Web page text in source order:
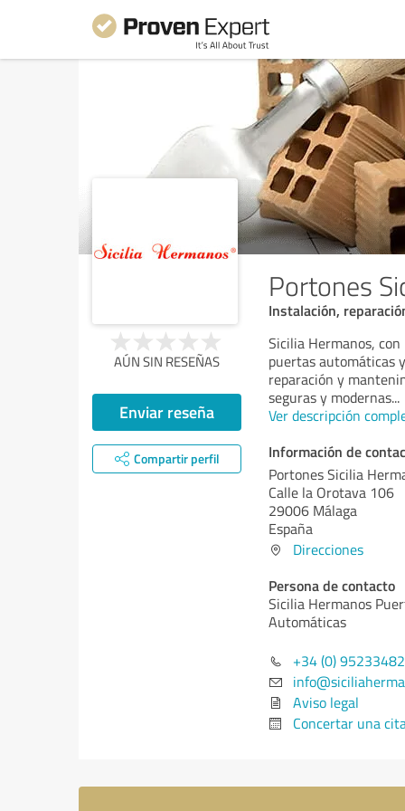
Portones
Instalación,
AÚN SIN RESEÑAS
Enviar reseña
Compartir perfil
Sicilia Hermanos,
puertas automáticas
reparación y
seguras y modernas...
Ver descripción
Información de
Portones Sicilia
Calle la Orotava 106
29006 Málaga
España
Direcciones
Persona de contacto
Sicilia Hermanos
Automáticas
+34 (0)
Aviso legal
Concertar una